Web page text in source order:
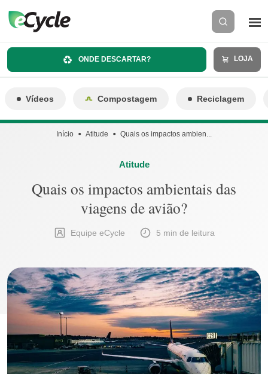
ONDE DESCARTAR? LOJA
Vídeos Compostagem Reciclagem
Início Atitude Quais os impactos ambien...
Atitude
Quais os impactos ambientais das
viagens de avião?
Equipe eCycle 5 min de leitura